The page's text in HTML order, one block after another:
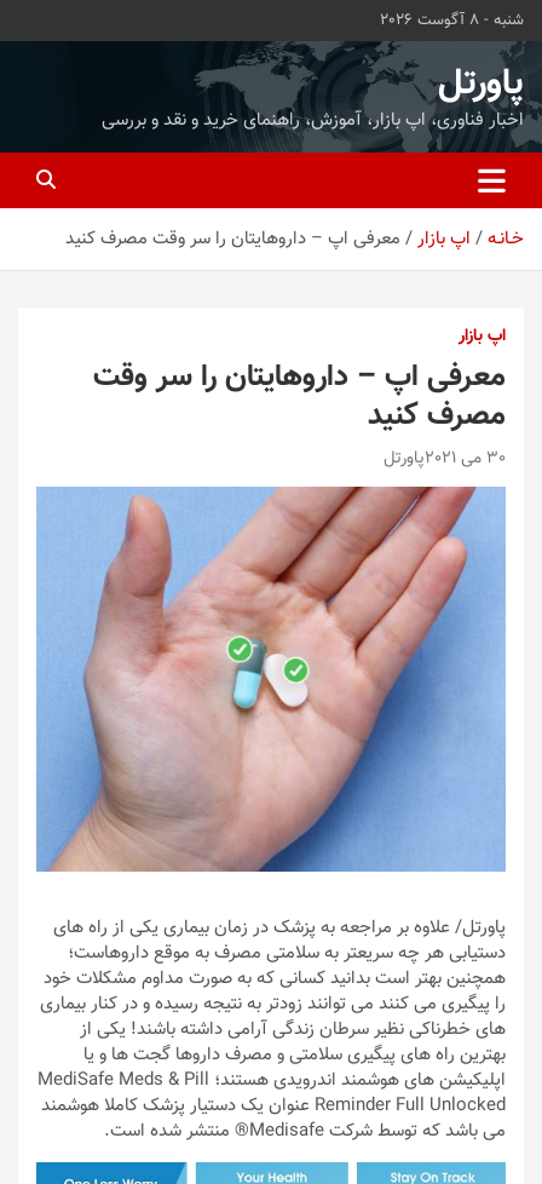
محتوا
بروید
شنبه - 8 آگوست 2026
پاورتل
اخبار فناوری، اپ بازار، آموزش، راهنمای خرید و نقد و بررسی
خـانـه اپ بازار معرفی اپ – داروهایتان را سر وقت مصرف کنید
اپ بازار
معرفی اپ – داروهایتان را سر وقت
مصرف کنید
30 می 2021 پاورتل
پاورتل/ علاوه بر مراجعه به پزشک در زمان بیماری یکی از راه های
دستیابی هر چه سریعتر به سلامتی مصرف به موقع داروهاست؛
همچنین بهتر است بدانید کسانی که به صورت مداوم مشکلات خود
را پیگیری می کنند می توانند زودتر به نتیجه رسیده و در کنار بیماری
های خطرناکی نظیر سرطان زندگی آرامی داشته باشند! یکی از
بهترین راه های پیگیری سلامتی و مصرف داروها گجت ها و یا
اپلیکیشن های هوشمند اندرویدی هستند؛ MediSafe Meds & Pill
Reminder Full Unlocked عنوان یک دستیار پزشک کاملا هوشمند
می باشد که توسط شرکت Medisafe® منتشر شده است.